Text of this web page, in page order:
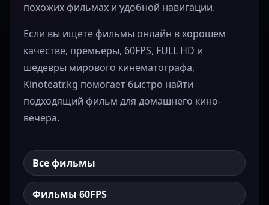
похожих фильмах и удобной навигации.
Если вы ищете фильмы онлайн в хорошем
качестве, премьеры, 60FPS, FULL HD и
шедевры мирового кинематографа,
Kinoteatr.kg помогает быстро найти
подходящий фильм для домашнего кино-
вечера.
Все фильмы
Фильмы 60FPS